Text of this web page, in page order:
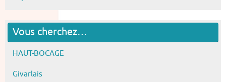
Vous cherchez…
HAUT-BOCAGE
Givarlais